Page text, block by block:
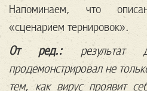
Напоминаем, что
«сценарием тернировок».
От ред.:результат
продемонстрировал не
тем, как вирус проявит